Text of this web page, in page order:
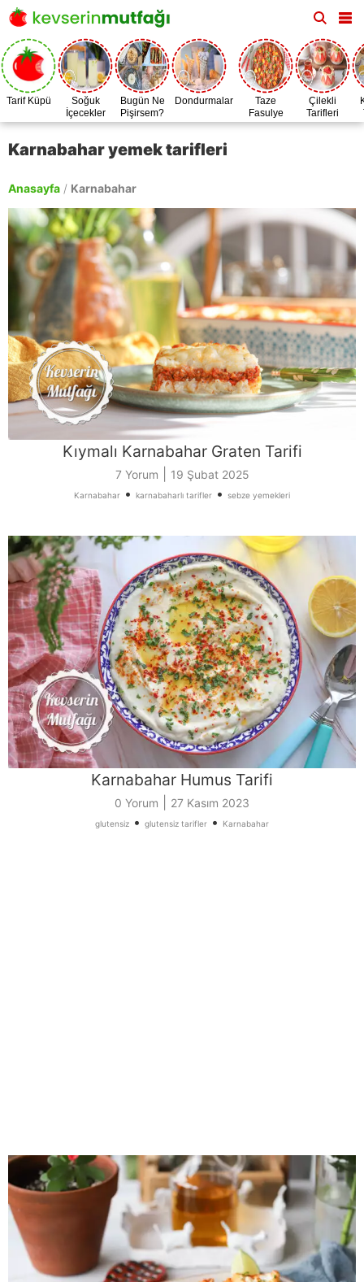
Tarif Küpü
Soğuk
İçecekler
Bugün Ne
Pişirsem?
Dondurmalar
Taze
Fasulye
Zamanı
Çilekli
Tarifleri
Karnabahar yemek tarifleri
Anasayfa / Karnabahar
Kıymalı Karnabahar Graten Tarifi
7 Yorum 19 Şubat 2025
Karnabahar • karnabaharlı tarifler • sebze yemekleri
Karnabahar Humus Tarifi
0 Yorum 27 Kasım 2023
glutensiz • glutensiz tarifler • Karnabahar